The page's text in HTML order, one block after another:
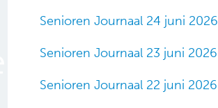
Senioren Journaal 24 juni 2026
Senioren Journaal 23 juni 2026
Senioren Journaal 22 juni 2026